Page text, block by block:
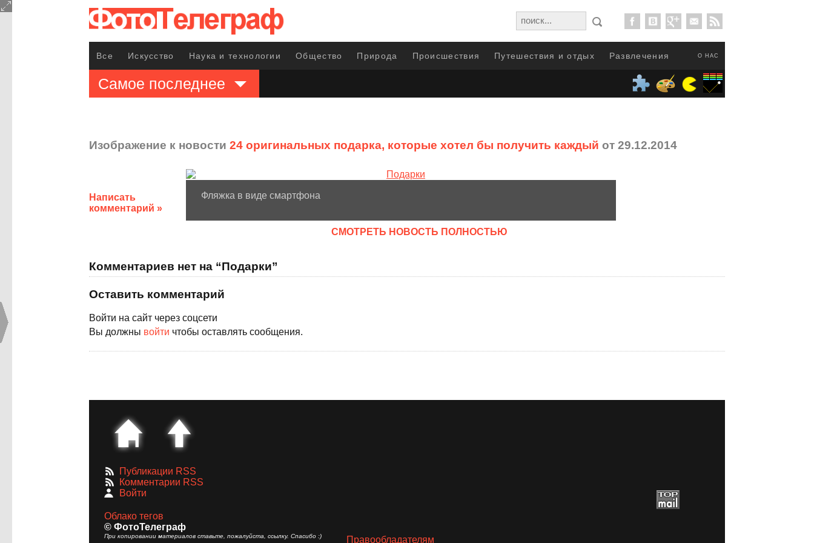
О НАС
Все Искусство Наука и технологии Общество Природа Происшествия Путешествия и отдых Развлечения
Самое последнее
Изображение к новости 24 оригинальных подарка, которые хотел бы получить каждый от 29.12.2014
Написать
комментарий »
Фляжка в виде смартфона
CМОТРЕТЬ НОВОСТЬ ПОЛНОСТЬЮ
Комментариев нет на “Подарки”
Оставить комментарий
Войти на сайт через соцсети
Вы должны войти чтобы оставлять сообщения.
Публикации RSS
Комментарии RSS
Войти
Облако тегов
© ФотоТелеграф
При копировании материалов ставьте, пожалуйста, ссылку. Спасибо :) Правообладателям